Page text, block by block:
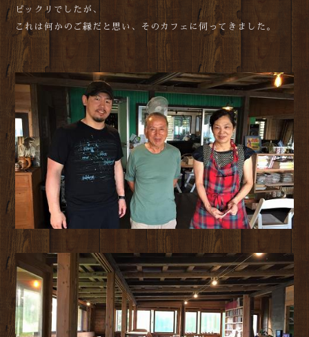
ビックリでしたが、
これは何かのご縁だと思い、そのカフェに伺ってきました。